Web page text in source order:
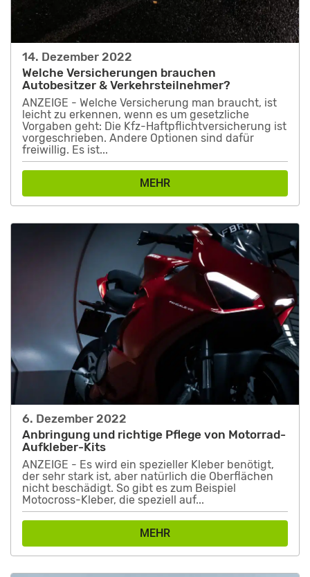
14. Dezember 2022
Welche Versicherungen brauchen
Autobesitzer & Verkehrsteilnehmer?
ANZEIGE - Welche Versicherung man braucht, ist
leicht zu erkennen, wenn es um gesetzliche
Vorgaben geht: Die Kfz-Haftpflichtversicherung ist
vorgeschrieben. Andere Optionen sind dafür
freiwillig. Es ist...
MEHR
6. Dezember 2022
Anbringung und richtige Pflege von Motorrad-
Aufkleber-Kits
ANZEIGE - Es wird ein spezieller Kleber benötigt,
der sehr stark ist, aber natürlich die Oberflächen
nicht beschädigt. So gibt es zum Beispiel
Motocross-Kleber, die speziell auf...
MEHR